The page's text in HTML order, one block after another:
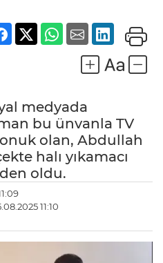
medyada
bu ünvanla TV
olan, Abdullah
halı yıkamacı
oldu.
11:10